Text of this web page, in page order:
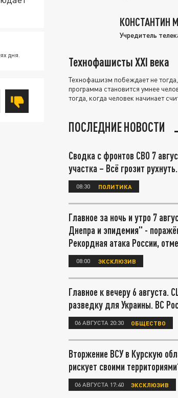
дня.
КОНСТАНТИН
Учредитель
Технофашисты XXI века
Технофашизм побеждает не
программа становится умнее
тогда, когда человек начинает
ПОСЛЕДНИЕ НОВОСТИ
Сводка с фронтов СВО 7
участка – Всё грозит
08:30 ПОЛИТИКА
Главное за ночь и утро 7
Днепра и эпидемия" -
Рекордная атака России,
08:00 ЭКСКЛЮЗИВ
Главное к вечеру 6 августа.
разведку для Украины. ВС
06 АВГУСТА 20:30 ОБЩЕСТВО
Вторжение ВСУ в Курскую
рискует своими
06 АВГУСТА 17:40 ЭКСКЛЮЗИВ